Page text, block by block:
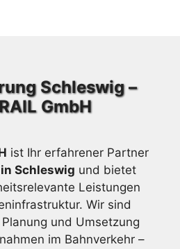
Schleswig –
GmbH
ist Ihr erfahrener Partner
Schleswig und bietet
Leistungen
Wir sind
und Umsetzung
im Bahnverkehr –